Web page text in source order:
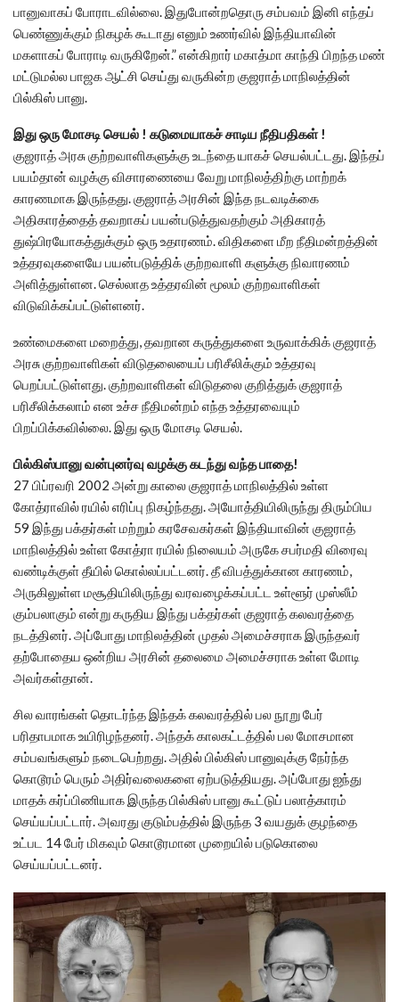
பானுவாகப் போராடவில்லை. இதுபோன்றதொரு சம்பவம் இனி எந்தப்
பெண்ணுக்கும் நிகழக் கூடாது எனும் உணர்வில் இந்தியாவின்
மகளாகப் போராடி வருகிறேன்.” என்கிறார் மகாத்மா காந்தி பிறந்த மண்
மட்டுமல்ல பாஜக ஆட்சி செய்து வருகின்ற குஜராத் மாநிலத்தின்
பில்கிஸ் பானு.
இது ஒரு மோசடி செயல் ! கடுமையாகச் சாடிய நீதிபதிகள் !
குஜராத் அரசு குற்றவாளிகளுக்கு உடந்தை யாகச் செயல்பட்டது. இந்தப்
பயம்தான் வழக்கு விசாரணையை வேறு மாநிலத்திற்கு மாற்றக்
காரணமாக இருந்தது. குஜராத் அரசின் இந்த நடவடிக்கை
அதிகாரத்தைத் தவறாகப் பயன்படுத்துவதற்கும் அதிகாரத்
துஷ்பிரயோகத்துக்கும் ஒரு உதாரணம். விதிகளை மீற நீதிமன்றத்தின்
உத்தரவுகளையே பயன்படுத்திக் குற்றவாளி களுக்கு நிவாரணம்
அளித்துள்ளன. செல்லாத உத்தரவின் மூலம் குற்றவாளிகள்
விடுவிக்கப்பட்டுள்ளனர்.
உண்மைகளை மறைத்து, தவறான கருத்துகளை உருவாக்கிக் குஜராத்
அரசு குற்றவாளிகள் விடுதலையைப் பரிசீலிக்கும் உத்தரவு
பெறப்பட்டுள்ளது. குற்றவாளிகள் விடுதலை குறித்துக் குஜராத்
பரிசீலிக்கலாம் என உச்ச நீதிமன்றம் எந்த உத்தரவையும்
பிறப்பிக்கவில்லை. இது ஒரு மோசடி செயல்.
பில்கிஸ்பானு வன்புனர்வு வழக்கு கடந்து வந்த பாதை!
27 பிப்ரவரி 2002 அன்று காலை குஜராத் மாநிலத்தில் உள்ள
கோத்ராவில் ரயில் எரிப்பு நிகழ்ந்தது. அயோத்தியிலிருந்து திரும்பிய
59 இந்து பக்தர்கள் மற்றும் கரசேவகர்கள் இந்தியாவின் குஜராத்
மாநிலத்தில் உள்ள கோத்ரா ரயில் நிலையம் அருகே சபர்மதி விரைவு
வண்டிக்குள் தீயில் கொல்லப்பட்டனர். தீ விபத்துக்கான காரணம்,
அருகிலுள்ள மசூதியிலிருந்து வரவழைக்கப்பட்ட உள்ளூர் முஸ்லீம்
கும்பலாகும் என்று கருதிய இந்து பக்தர்கள் குஜராத் கலவரத்தை
நடத்தினர். அப்போது மாநிலத்தின் முதல் அமைச்சராக இருந்தவர்
தற்போதைய ஒன்றிய அரசின் தலைமை அமைச்சராக உள்ள மோடி
அவர்கள்தான்.
சில வாரங்கள் தொடர்ந்த இந்தக் கலவரத்தில் பல நூறு பேர்
பரிதாபமாக உயிரிழந்தனர். அந்தக் காலகட்டத்தில் பல மோசமான
சம்பவங்களும் நடைபெற்றது. அதில் பில்கிஸ் பானுவுக்கு நேர்ந்த
கொடூரம் பெரும் அதிர்வலைகளை ஏற்படுத்தியது. அப்போது ஐந்து
மாதக் கர்ப்பிணியாக இருந்த பில்கிஸ் பானு கூட்டுப் பலாத்காரம்
செய்யப்பட்டார். அவரது குடும்பத்தில் இருந்த 3 வயதுக் குழந்தை
உட்பட 14 பேர் மிகவும் கொடூரமான முறையில் படுகொலை
செய்யப்பட்டனர்.